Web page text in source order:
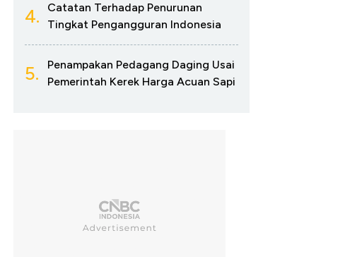
4.
Catatan Terhadap Penurunan
Tingkat Pengangguran Indonesia
5.
Penampakan Pedagang Daging Usai
Pemerintah Kerek Harga Acuan Sapi